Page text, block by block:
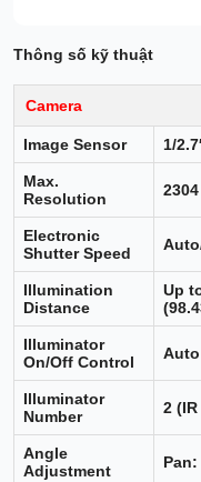
Thông số kỹ thuật
Camera
Image Sensor 1/
Max.
Resolution
Electronic
Shutter Speed
Illumination
Distance
Up
Illuminator
On/Off Control
Auto
Illuminator
Number
2
Angle
Adjustment
Pan: